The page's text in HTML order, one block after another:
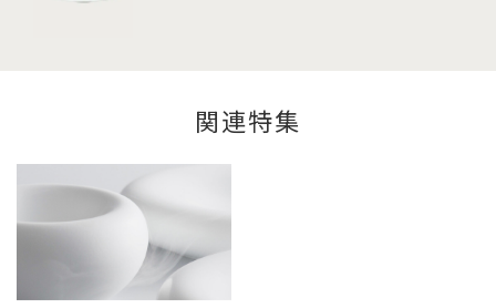
関連特集